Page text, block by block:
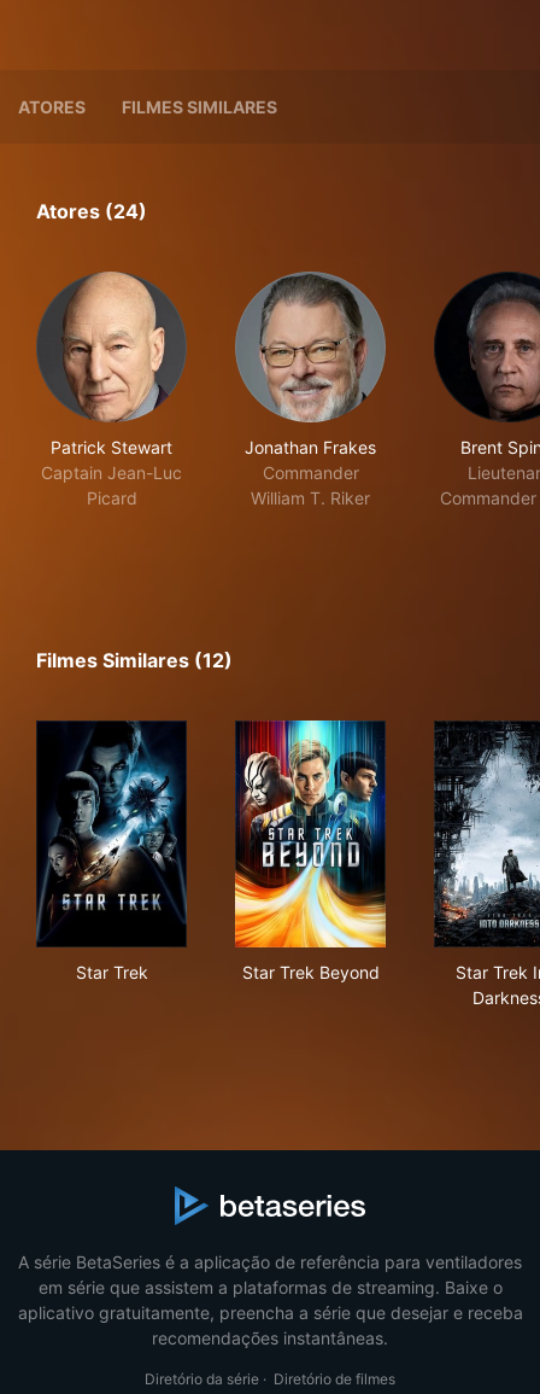
ATORES FILMES SIMILARES
Atores (24)
Patrick Stewart
Captain Jean-Luc
Picard
Jonathan Frakes
Commander
William T. Riker
Brent
Filmes Similares (12)
Star Trek Star Trek Beyond
Star Trek
A série BetaSeries é a aplicação de referência para ventiladores
em série que assistem a plataformas de streaming. Baixe o
aplicativo gratuitamente, preencha a série que desejar e receba
recomendações instantâneas.
Diretório da série · Diretório de filmes